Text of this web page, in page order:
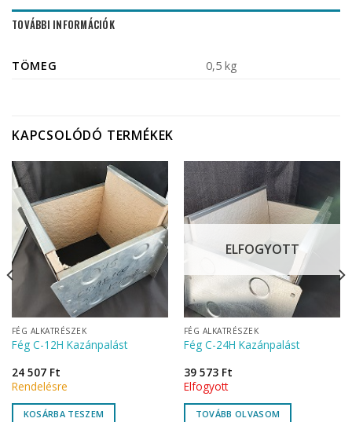
TOVÁBBI INFORMÁCIÓK
TÖMEG 0,5 kg
KAPCSOLÓDÓ TERMÉKEK
FÉG ALKATRÉSZEK
Fég C-12H Kazánpalást
24 507 Ft
Rendelésre
KOSÁRBA TESZEM
ELFOGYOTT
FÉG ALKATRÉSZEK
Fég C-24H Kazánpalást
39 573 Ft
Elfogyott
TOVÁBB OLVASOM